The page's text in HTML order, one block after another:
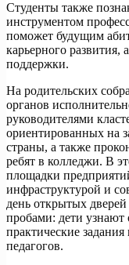
Студенты также
инструментом
поможет будущим
карьерного развития,
поддержки.
На родительских
органов
руководителями
ориентированных на
страны, а также
ребят в колледжи. В
площадки
инфраструктурой и
день открытых
пробами: дети
практические
педагогов.